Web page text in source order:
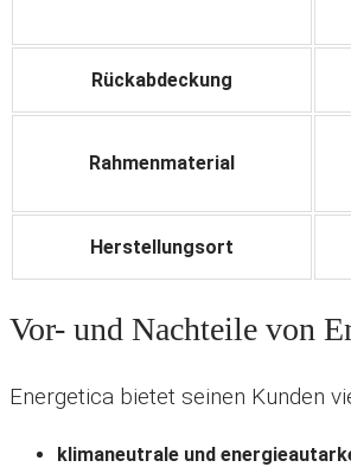
Rückabdeckung
Rahmenmaterial
Herstellungsort
Vor- und Nachteile von
Energetica bietet seinen Kunden
klimaneutrale und